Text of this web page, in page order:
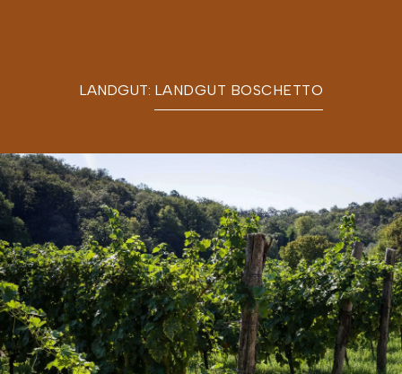
LANDGUT: LANDGUT BOSCHETTO